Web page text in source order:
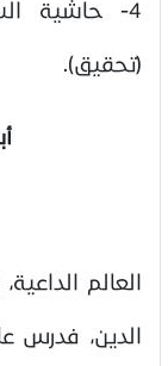
4- حاشية
(تحقيق).
العالم
الدين، فدرس